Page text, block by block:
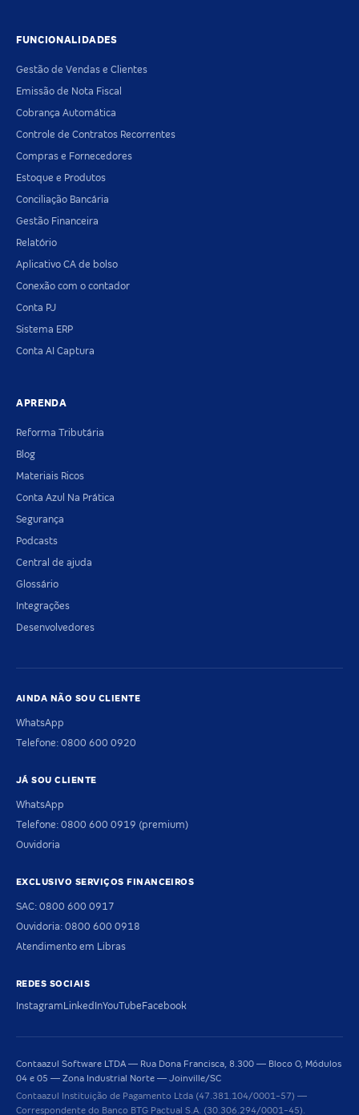
FUNCIONALIDADES
Gestão de Vendas e Clientes
Emissão de Nota Fiscal
Cobrança Automática
Controle de Contratos Recorrentes
Compras e Fornecedores
Estoque e Produtos
Conciliação Bancária
Gestão Financeira
Relatório
Aplicativo CA de bolso
Conexão com o contador
Conta PJ
Sistema ERP
Conta AI Captura
APRENDA
Reforma Tributária
Blog
Materiais Ricos
Conta Azul Na Prática
Segurança
Podcasts
Central de ajuda
Glossário
Integrações
Desenvolvedores
AINDA NÃO SOU CLIENTE
WhatsApp
Telefone: 0800 600 0920
JÁ SOU CLIENTE
WhatsApp
Telefone: 0800 600 0919 (premium)
Ouvidoria
EXCLUSIVO SERVIÇOS FINANCEIROS
SAC: 0800 600 0917
Ouvidoria: 0800 600 0918
Atendimento em Libras
REDES SOCIAIS
InstagramLinkedInYouTubeFacebook
Contaazul Software LTDA — Rua Dona Francisca, 8.300 — Bloco O, Módulos
04 e 05 — Zona Industrial Norte — Joinville/SC
Contaazul Instituição de Pagamento Ltda (47.381.104/0001-57) —
Correspondente do Banco BTG Pactual S.A. (30.306.294/0001-45).